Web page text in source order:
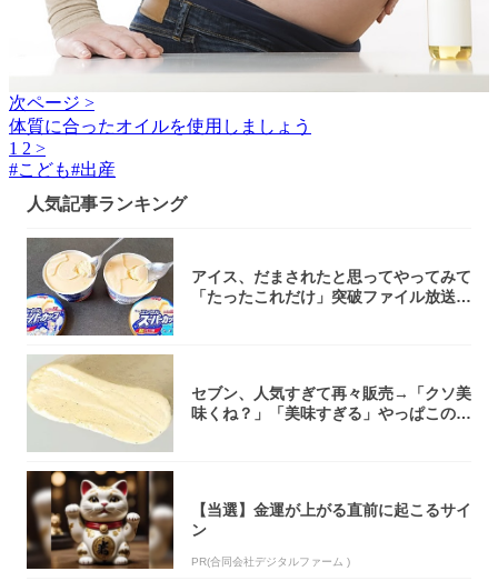
次ページ >
体質に合ったオイルを使用しましょう
1 2 >
#こども#出産
人気記事ランキング
アイス、だまされたと思ってやってみて
「たったこれだけ」突破ファイル放送で
セブン、人気すぎて再々販売→「クソ美
味くね？」「美味すぎる」やっぱこのク
【当選】金運が上がる直前に起こるサイ
ン
PR(合同会社デジタルファーム )